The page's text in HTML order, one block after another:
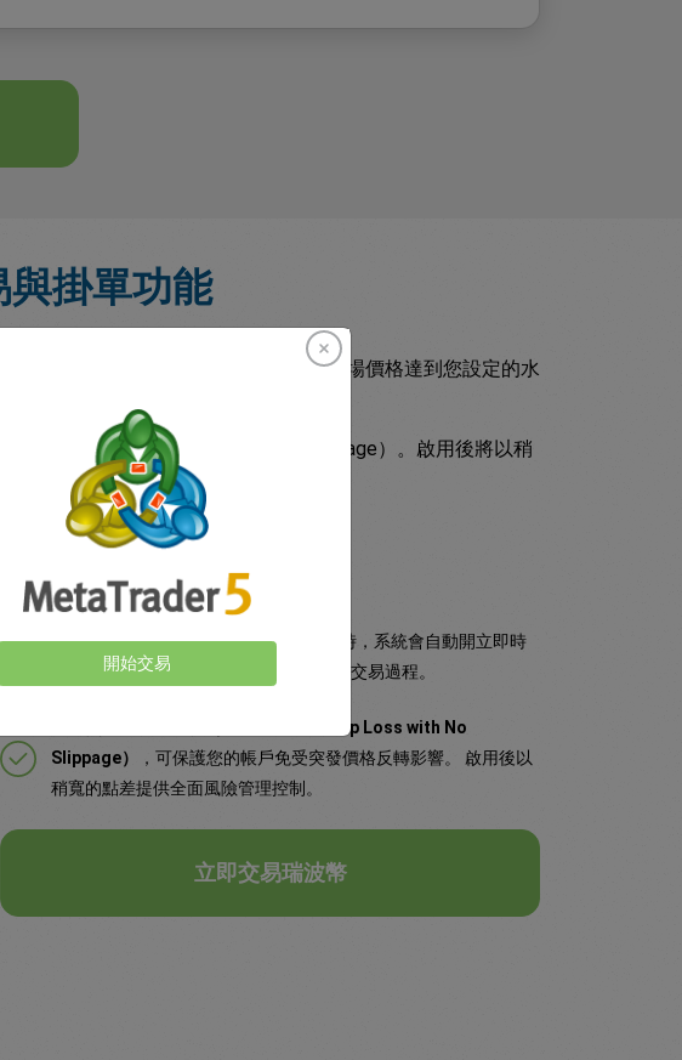
掛單功能
，當市場價格達到您設定的水
設定的停損價格不發生滑點（No Slippage）。啟用後將以稍
享有業界最具競爭力的固定點差。
設定一個價格水準，當市場觸及該價格時，系統會自動開立即時
交易（Day Trade），幫助您部分自動化交易過程。
無滑點保證停損（Guaranteed Stop Loss with No
Slippage）
，可保護您的帳戶免受突發價格反轉影響。 啟用後以
稍寬的點差提供全面風險管理控制。
立即交易瑞波幣
開始交易